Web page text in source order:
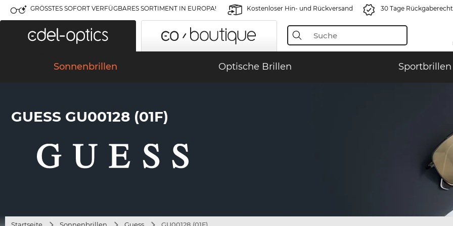
GRÖSSTES SOFORT VERFÜGBARES SORTIMENT IN EUROPA! Kostenloser Hin- und Rückversand 30 Tage Rückgaberecht
Sonnenbrillen Optische Brillen Sportbrillen
GUESS GU00128 (01F)